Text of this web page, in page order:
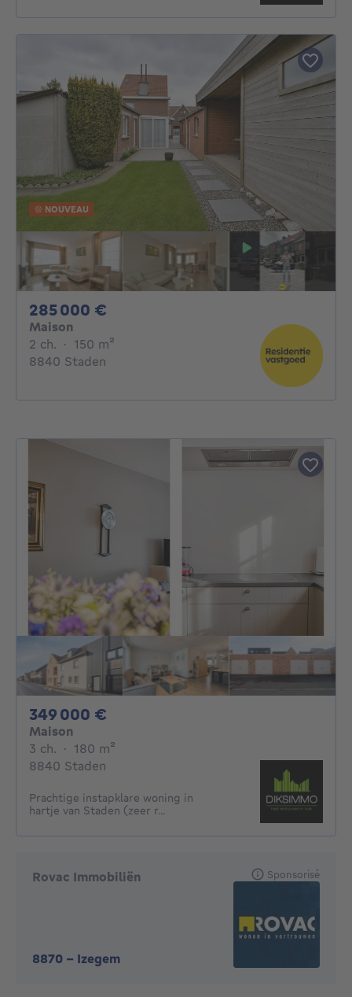
NOUVEAU
285 000 €
Maison
2 ch. 2 chambres
· 150 m²
8840 Staden
349 000 €
Maison
3 ch. 3 chambres
· 180 m²
8840 Staden
Prachtige instapklare woning in
hartje van Staden (zeer r...
Rovac Immobiliën
8870 - Izegem
Sponsorisé